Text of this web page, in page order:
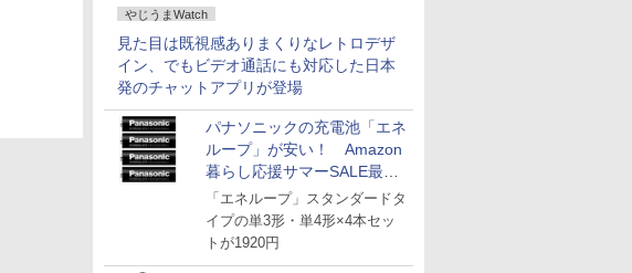
やじうまWatch
見た目は既視感ありまくりなレトロデザ
イン、でもビデオ通話にも対応した日本
発のチャットアプリが登場
パナソニックの充電池「エネ
ループ」が安い！ Amazon
暮らし応援サマーSALE最終
日
「エネループ」スタンダードタ
イプの単3形・単4形×4本セッ
トが1920円